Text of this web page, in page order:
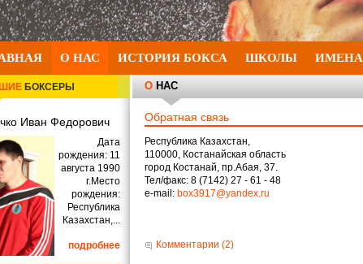
О НАС ИСТОРИЯ БОКСА ШКОЛЫ ИМЕНА
ОНАС
Обратная связь
Республика Казахстан,
110000, Костанайская область
город Костанай, пр.Абая, 37.
Тел/факс: 8 (7142) 27 - 61 - 48
e-mail: box3917@yandex.ru
Комментарии (2)
БОКСЕРЫ
Иван Федорович
Дата
рождения: 11
августа 1990
г.Место
рождения:
Республика
Казахстан,...
подробнее